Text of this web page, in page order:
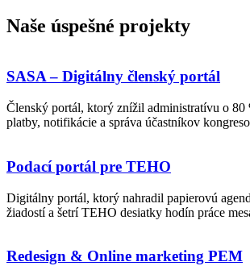
Naše úspešné projekty
SASA – Digitálny členský portál
Členský portál, ktorý znížil administratívu o 80
platby, notifikácie a správa účastníkov
Podací portál pre TEHO
Digitálny portál, ktorý nahradil papierovú
žiadostí a šetrí TEHO desiatky hodín práce
Redesign & Online marketing PEM